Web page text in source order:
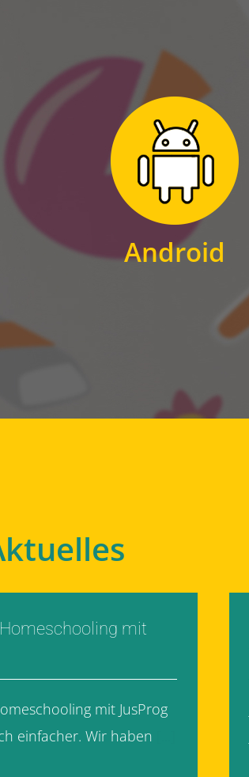
Android
Zum Download
für Android
mit
mit JusProg
einfacher. Wir haben